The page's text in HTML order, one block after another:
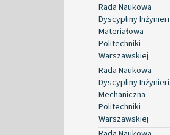
Rada Naukowa
Dyscypliny
Materiałowa
Politechniki
Warszawskiej
Rada Naukowa
Dyscypliny
Mechaniczna
Politechniki
Warszawskiej